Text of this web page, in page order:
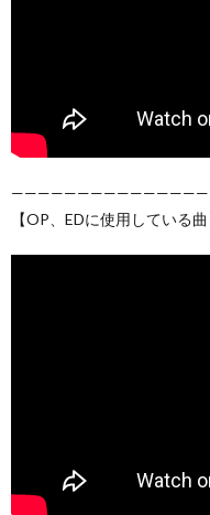
【OP、EDに使用している曲